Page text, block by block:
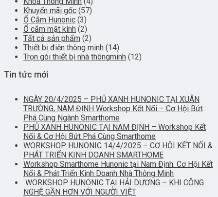
Khuyến mãi gốc (57)
Ổ Cắm Hunonic (3)
Ổ cắm mặt kính (2)
Tất cả sản phẩm (2)
Thiết bị điện thông minh (14)
Trọn gói thiết bị nhà thôngminh (12)
Tin tức mới
NGÀY 20/4/2025 – PHỦ XANH HUNONIC TẠI XUÂN
TRƯỜNG, NAM ĐỊNH Workshop Kết Nối – Cơ Hội Bứt
Phá Cùng Ngành Smarthome
PHỦ XANH HUNONIC TẠI NAM ĐỊNH – Workshop Kết
Nối & Cơ Hội Bứt Phá Cùng Smarthome
WORKSHOP HUNONIC 14/4/2025 – CƠ HỘI KẾT NỐI &
PHÁT TRIỂN KINH DOANH SMARTHOME
Workshop Smarthome Hunonic tại Nam Định: Cơ Hội Kết
Nối & Phát Triển Kinh Doanh Nhà Thông Minh
WORKSHOP HUNONIC TẠI HẢI DƯƠNG – KHI CÔNG
NGHỆ GẦN HƠN VỚI NGƯỜI VIỆT